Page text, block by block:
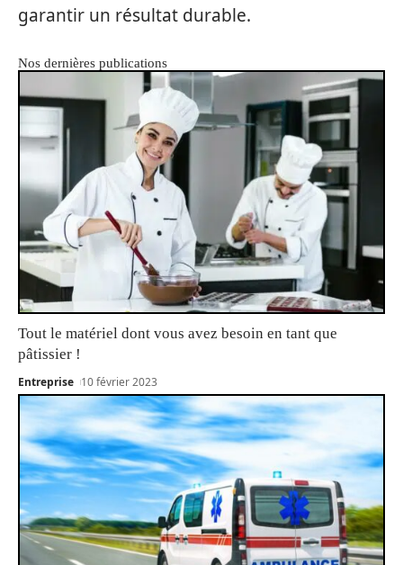
garantir un résultat durable.
Nos dernières publications
Tout le matériel dont vous avez besoin en tant que
pâtissier !
Entreprise 10 février 2023